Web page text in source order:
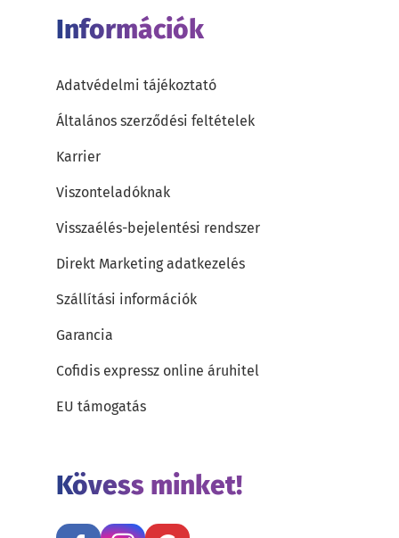
Információk
Adatvédelmi tájékoztató
Általános szerződési feltételek
Karrier
Viszonteladóknak
Visszaélés-bejelentési rendszer
Direkt Marketing adatkezelés
Szállítási információk
Garancia
Cofidis expressz online áruhitel
EU támogatás
Kövess minket!